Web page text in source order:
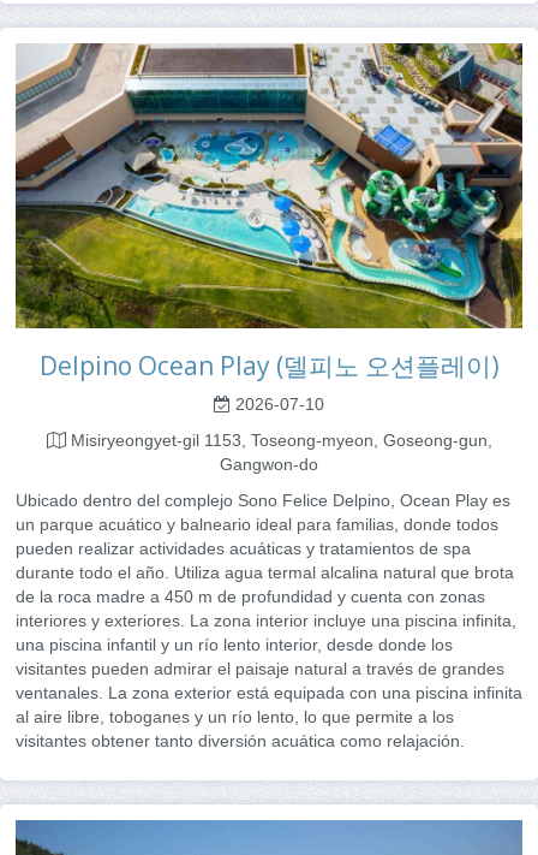
Delpino Ocean Play (델피노 오션플레이)
2026-07-10
Misiryeongyet-gil 1153, Toseong-myeon, Goseong-gun,
Gangwon-do
Ubicado dentro del complejo Sono Felice Delpino, Ocean Play es
un parque acuático y balneario ideal para familias, donde todos
pueden realizar actividades acuáticas y tratamientos de spa
durante todo el año. Utiliza agua termal alcalina natural que brota
de la roca madre a 450 m de profundidad y cuenta con zonas
interiores y exteriores. La zona interior incluye una piscina infinita,
una piscina infantil y un río lento interior, desde donde los
visitantes pueden admirar el paisaje natural a través de grandes
ventanales. La zona exterior está equipada con una piscina infinita
al aire libre, toboganes y un río lento, lo que permite a los
visitantes obtener tanto diversión acuática como relajación.